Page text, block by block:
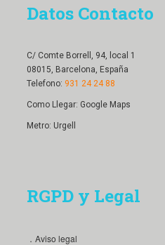
Datos Contacto
C/ Comte Borrell, 94, local 1
08015, Barcelona, España
Telefono: 931 24 24 88
Como Llegar: Google Maps
Metro: Urgell
RGPD y Legal
．Aviso legal